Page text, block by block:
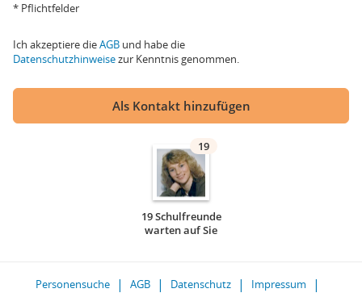
* Pflichtfelder
Ich akzeptiere dieAGB und habe die
Datenschutzhinweisezur Kenntnis genommen.
Als Kontakt hinzufügen
19
19 Schulfreunde
warten auf Sie
Personensuche AGB Datenschutz
Impressum